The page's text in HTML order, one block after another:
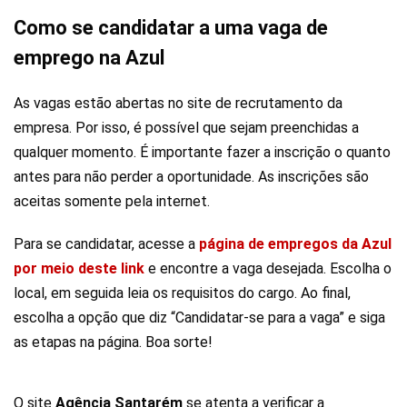
Como se candidatar a uma vaga de
emprego na Azul
As vagas estão abertas no site de recrutamento da
empresa. Por isso, é possível que sejam preenchidas a
qualquer momento. É importante fazer a inscrição o quanto
antes para não perder a oportunidade. As inscrições são
aceitas somente pela internet.
Para se candidatar, acesse a página de empregos da Azul
por meio deste link e encontre a vaga desejada. Escolha o
local, em seguida leia os requisitos do cargo. Ao final,
escolha a opção que diz “Candidatar-se para a vaga” e siga
as etapas na página. Boa sorte!
O site Agência Santarém se atenta a verificar a